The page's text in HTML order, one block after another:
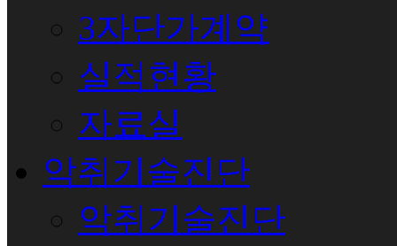
3자단가계약
실적현황
자료실
악취기술진단
악취기술진단